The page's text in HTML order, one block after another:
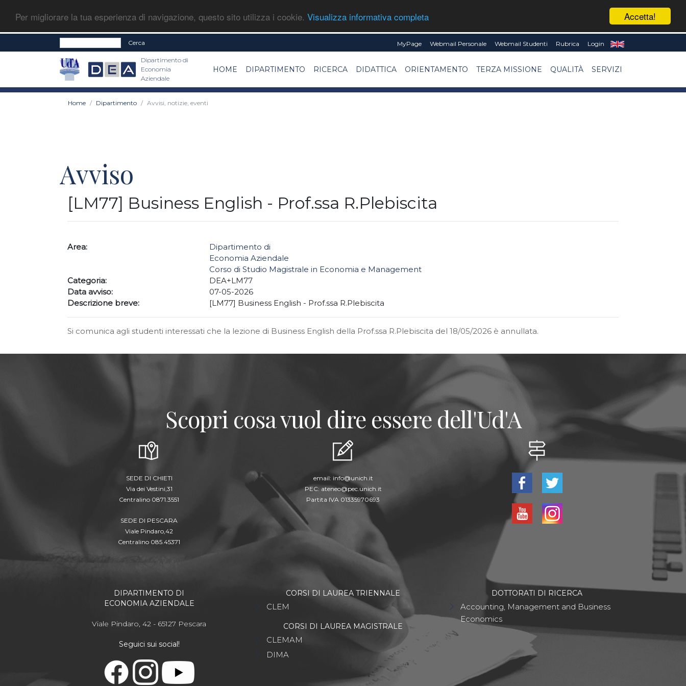
Accetta!
Per migliorare la tua esperienza di navigazione, questo sito utilizza i cookie. Visualizza informativa completa
Cerca MyPage Webmail Personale Webmail Studenti Rubrica Login
Dipartimento di
Economia
Aziendale
HOME DIPARTIMENTO RICERCA DIDATTICA ORIENTAMENTO TERZA MISSIONE QUALITÀ SERVIZI
Home Dipartimento Avvisi, notizie, eventi
Avviso
[LM77] Business English - Prof.ssa R.Plebiscita
Area:
Dipartimento di
Economia Aziendale
Corso di Studio Magistrale in Economia e Management
Categoria:
DEA+LM77
Data avviso:
07-05-2026
Descrizione breve:
[LM77] Business English - Prof.ssa R.Plebiscita
Si comunica agli studenti interessati che la lezione di Business English della Prof.ssa R.Plebiscita del 18/05/2026 è annullata.
Scopri cosa vuol dire essere dell'Ud'A
SEDE DI CHIETI
Via dei Vestini,31
Centralino 0871.3551
SEDE DI PESCARA
Viale Pindaro,42
Centralino 085.45371
email: info@unich.it
PEC: ateneo@pec.unich.it
Partita IVA 01335970693
DIPARTIMENTO DI
ECONOMIA AZIENDALE
Viale Pindaro, 42 - 65127 Pescara
Seguici sui social!
CORSI DI LAUREA TRIENNALE
CLEM
CORSI DI LAUREA MAGISTRALE
CLEMAM
DIMA
DOTTORATI DI RICERCA
Accounting, Management and Business
Economics